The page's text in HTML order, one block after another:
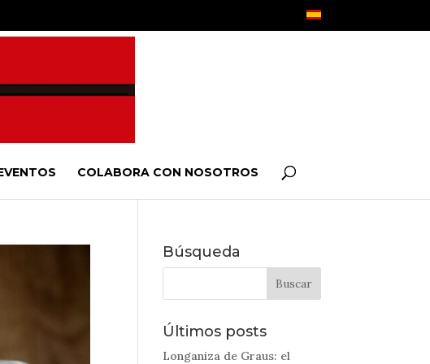
COLABORA CON NOSOTROS
Búsqueda
Últimos posts
Longaniza de Graus: el